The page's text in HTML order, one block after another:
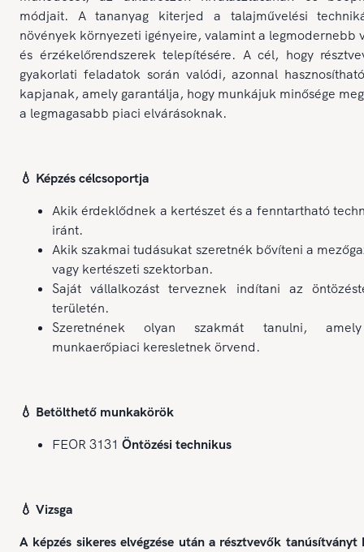
módjait. A tananyag kiterjed a talajművelési
növények környezeti igényeire, valamint a legmodernebb
és érzékelőrendszerek telepítésére. A cél, hogy
gyakorlati feladatok során valódi, azonnal
kapjanak, amely garantálja, hogy munkájuk minősége
a legmagasabb piaci elvárásoknak.
💧 Képzés célcsoportja
Akik érdeklődnek a kertészet és a fenntartható
iránt.
Akik szakmai tudásukat szeretnék bővíteni a
vagy kertészeti szektorban.
Saját vállalkozást terveznek indítani az
területén.
Szeretnének olyan szakmát tanulni,
munkaerőpiaci keresletnek örvend.
💧 Betölthető munkakörök
FEOR 3131 Öntözési technikus
💧 Vizsga
A képzés sikeres elvégzése után a résztvevők tanúsítványt